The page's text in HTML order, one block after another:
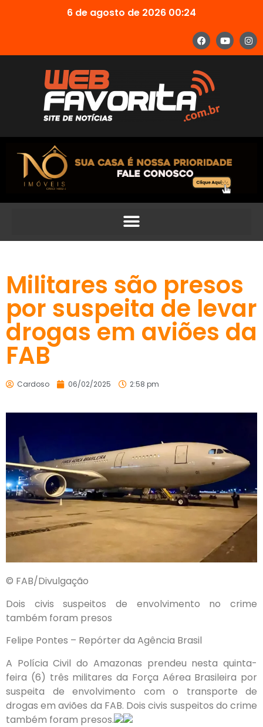
6 de agosto de 2026 00:24
Militares são presos
por suspeita de levar
drogas em aviões da
FAB
Cardoso 06/02/2025 2:58 pm
© FAB/Divulgação
Dois civis suspeitos de envolvimento no crime
também foram presos
Felipe Pontes – Repórter da Agência Brasil
A Polícia Civil do Amazonas prendeu nesta quinta-
feira (6) três militares da Força Aérea Brasileira por
suspeita de envolvimento com o transporte de
drogas em aviões da FAB. Dois civis suspeitos do crime
também foram presos.